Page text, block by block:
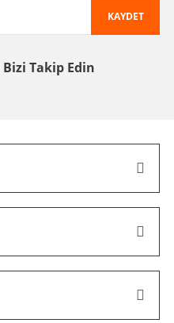
KAYDET
Bizi Takip Edin